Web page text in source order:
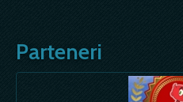
Parteneri